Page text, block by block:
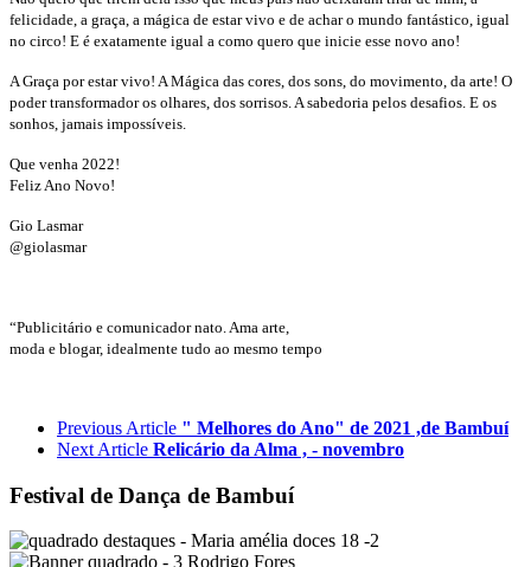
felicidade, a graça, a mágica de estar vivo e de achar o mundo fantástico, igual
no circo! E é exatamente igual a como quero que inicie esse novo ano!
A Graça por estar vivo! A Mágica das cores, dos sons, do movimento, da arte! O
poder transformador os olhares, dos sorrisos. A sabedoria pelos desafios. E os
sonhos, jamais impossíveis.
Que venha 2022!
Feliz Ano Novo!
Gio Lasmar
@giolasmar
“Publicitário e comunicador nato. Ama arte,
moda e blogar, idealmente tudo ao mesmo tempo
Previous Article " Melhores do Ano" de 2021 ,de Bambuí
Next Article Relicário da Alma , - novembro
Festival de Dança de Bambuí